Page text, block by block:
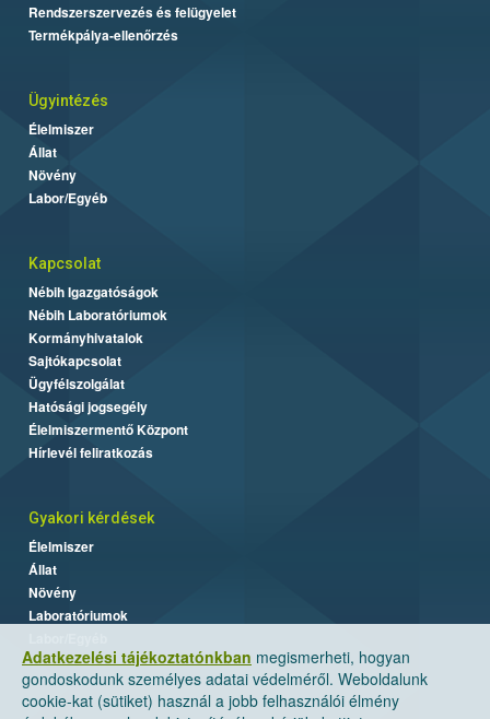
Adatkezelési tájékoztatónkban megismerheti, hogyan
gondoskodunk személyes adatai védelméről. Weboldalunk
cookie-kat (sütiket) használ a jobb felhasználói élmény
Rendszerszervezés és felügyelet
Termékpálya-ellenőrzés
Ügyintézés
Élelmiszer
Állat
Növény
Labor/Egyéb
Kapcsolat
Nébih Igazgatóságok
Nébih Laboratóriumok
Kormányhivatalok
Sajtókapcsolat
Ügyfélszolgálat
Hatósági jogsegély
Élelmiszermentő Központ
Hírlevél feliratkozás
Gyakori kérdések
Élelmiszer
Állat
Növény
Laboratóriumok